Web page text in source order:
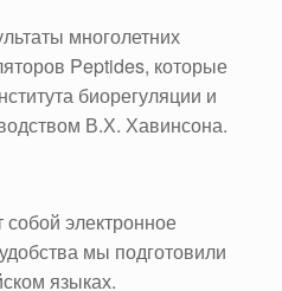
многолетних
Peptides, которые
биорегуляции и
В.Х. Хавинсона.
электронное
мы подготовили
языках.